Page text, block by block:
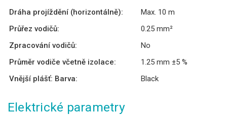
Dráha projíždění (horizontálně):
Max. 10 m
Průřez vodičů:
0.25 mm²
Zpracování vodičů:
No
Průměr vodiče včetně izolace:
1.25 mm ±5 %
Vnější plášť: Barva:
Black
Elektrické parametry